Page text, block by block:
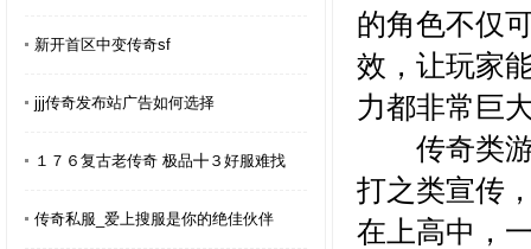
新开首区中变传奇sf
jjj传奇发布站广告如何选择
１７６复古老传奇 极品╋３好服难找
传奇私服_爱上搜服是你的绝佳伙伴
的角色不仅
效，让玩家
力都非常巨
传奇类游
打之类宣传
在上高中，